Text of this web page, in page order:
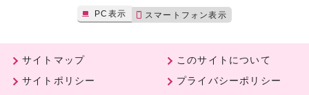
PC表示 スマートフォン表示
サイトマップ
このサイトについて
サイトポリシー
プライバシーポリシー